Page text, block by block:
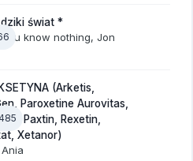
świat *
You know nothing, Jon
(Arketis,
Paroxetine Aurovitas,
Paxtin, Rexetin,
Xetanor)
Ania